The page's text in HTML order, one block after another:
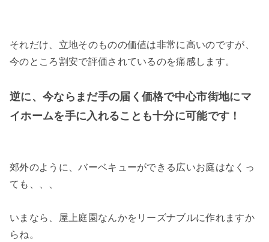
それだけ、立地そのものの価値は非常に高いのですが、
今のところ割安で評価されているのを痛感します。
逆に、今ならまだ手の届く価格で中心市街地にマ
イホームを手に入れることも十分に可能です！
郊外のように、バーベキューができる広いお庭はなくっ
ても、、、
いまなら、屋上庭園なんかをリーズナブルに作れますか
らね。